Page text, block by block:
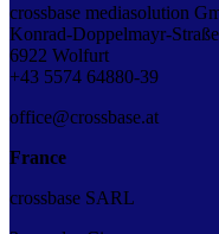
crossbase mediasolution
Konrad-Doppelmayr-
6922 Wolfurt
+43 5574 64880-39
office@crossbase.at
France
crossbase SARL